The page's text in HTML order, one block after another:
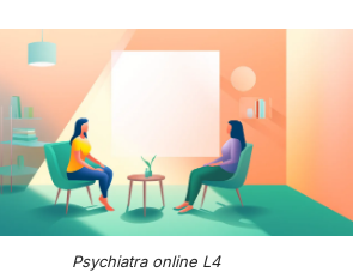
Psychiatra online L4